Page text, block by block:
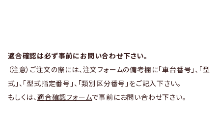
適合確認は必ず事前にお問い合わせ下さい。
（注意）ご注文の際には、注文フォームの備考欄に「車台番号」、「型
式」、「型式指定番号」、「類別区分番号」をご記入下さい。
もしくは、 適合確認フォームで事前にお問い合わせ下さい。